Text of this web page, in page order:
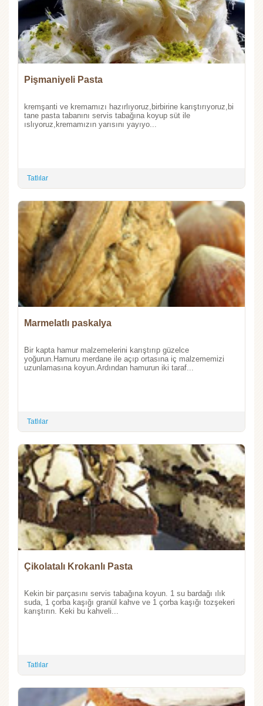
Pişmaniyeli Pasta
kremşanti ve kremamızı hazırlıyoruz,birbirine karıştırıyoruz,bi
tane pasta tabanını servis tabağına koyup süt ile
ıslıyoruz,kremamızın yarısını yayıyo...
Tatlılar
Marmelatlı paskalya
Bir kapta hamur malzemelerini karıştırıp güzelce
yoğurun.Hamuru merdane ile açıp ortasına iç malzememizi
uzunlamasına koyun.Ardından hamurun iki taraf...
Tatlılar
Çikolatalı Krokanlı Pasta
Kekin bir parçasını servis tabağına koyun. 1 su bardağı ılık
suda, 1 çorba kaşığı granül kahve ve 1 çorba kaşığı tozşekeri
karıştırın. Keki bu kahveli...
Tatlılar